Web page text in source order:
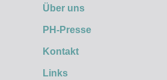
Über uns
PH-Presse
Kontakt
Links